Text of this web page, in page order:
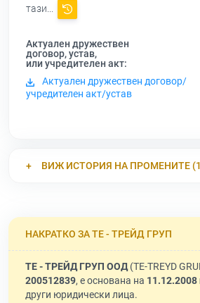
тази...
Актуален дружествен
договор, устав,
или учредителен акт:
Актуален дружествен договор/
учредителен акт/устав
ВИЖ ИСТОРИЯ НА ПРОМЕНИТЕ
НАКРАТКО ЗА ТЕ - ТРЕЙД ГРУП
ТЕ - ТРЕЙД ГРУП ООД(TE-TREYD
200512839, е основана на 11.12.2008
други юридически лица.